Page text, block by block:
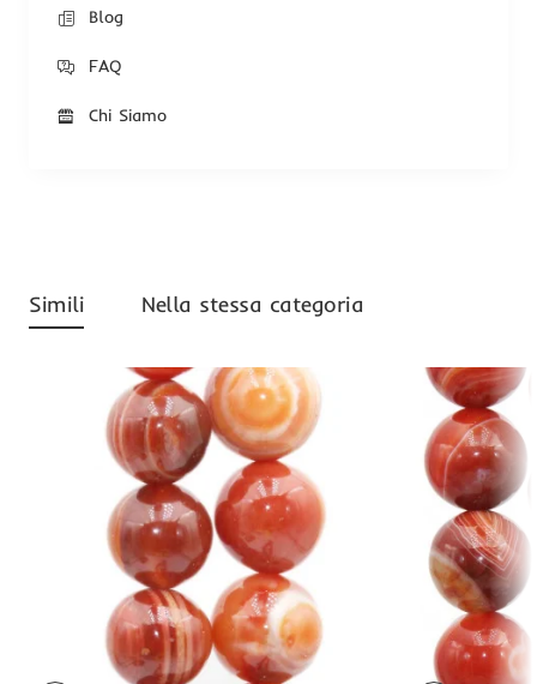
Blog
FAQ
Chi Siamo
Simili Nella stessa categoria